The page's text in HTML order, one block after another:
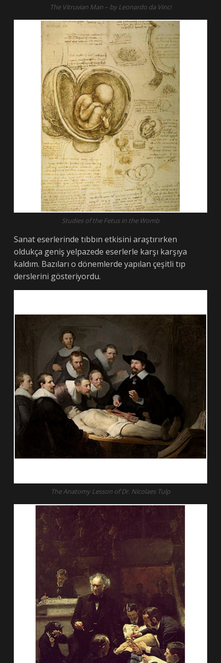
The Vitruvian Man – by Leonardo da Vinci
Studies of the Fetus in the Womb
Sanat eserlerinde tıbbın etkisini araştırırken
oldukça geniş yelpazede eserlerle karşı karşıya
kaldım. Bazıları o dönemlerde yapılan çeşitli tıp
derslerini gösteriyordu.
The Anatomy Lesson of Dr. Nicolaes Tulp